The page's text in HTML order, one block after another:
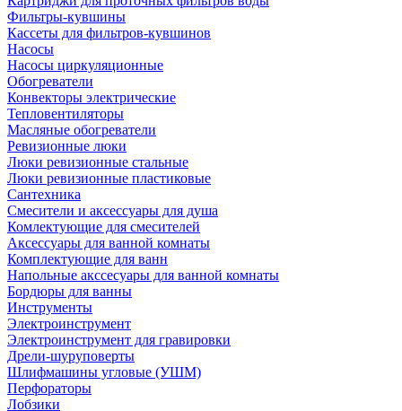
Фильтры-кувшины
Кассеты для фильтров-кувшинов
Насосы
Насосы циркуляционные
Обогреватели
Конвекторы электрические
Тепловентиляторы
Масляные обогреватели
Ревизионные люки
Люки ревизионные стальные
Люки ревизионные пластиковые
Сантехника
Смесители и аксессуары для душа
Комлектующие для смесителей
Аксессуары для ванной комнаты
Комплектующие для ванн
Напольные акссесуары для ванной комнаты
Бордюры для ванны
Инструменты
Электроинструмент
Электроинструмент для гравировки
Дрели-шуруповерты
Шлифмашины угловые (УШМ)
Перфораторы
Лобзики